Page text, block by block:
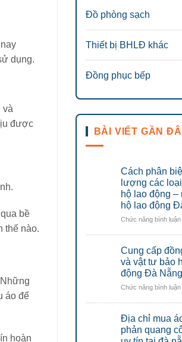
dụng.
và
được
bề
thế nào.
áo để
hoàn
Đồ phòng sạch
Thiết bị BHLĐ khác
Đồng phục bếp
BÀI VIẾT GẦN
Cách phân
lượng các
hộ lao động –
hộ lao động
Chức năng bình luận
Cung cấp
và vật tư bảo
động Đà Nẵng
Chức năng bình luận
Địa chỉ mua
phản quang